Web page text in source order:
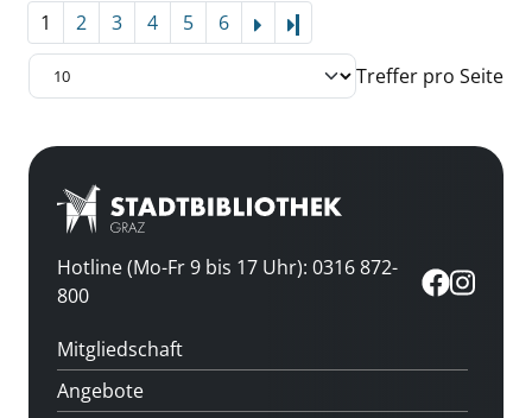
1 2 3 4 5 6
Treffer pro Seite
Hotline (Mo-Fr 9 bis 17 Uhr): 0316 872-
800
Mitgliedschaft
Angebote